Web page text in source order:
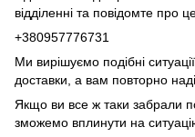
відділенні та повідомте
+380957776731
Ми вирішуємо подібні
доставки, а вам повторно
Якщо ви все ж таки забрали
зможемо вплинути на